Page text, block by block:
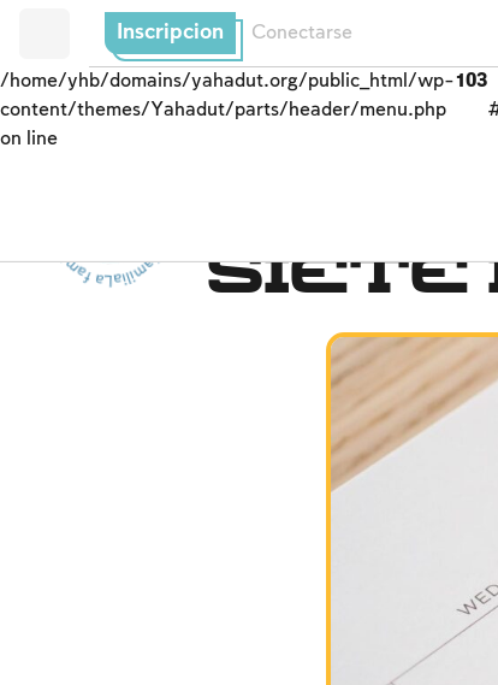
Inscripcion Conectarse
/home/yhb/domains/yahadut.org/public_html/wp-
content/themes/Yahadut/parts/header/menu.php
on line
103
La familia - La familia - La familia - La familia -- Siete